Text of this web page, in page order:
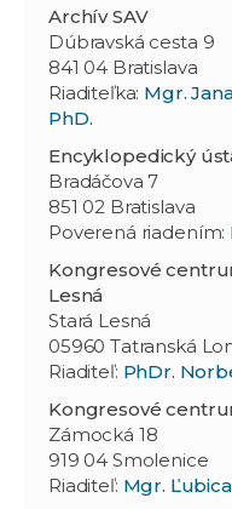
Archív SAV
Dúbravská cesta 9
841 04 Bratislava
Riaditeľka: Mgr.
PhD.
Encyklopedický
Bradáčova 7
851 02 Bratislava
Poverená riadením:
Kongresové
Lesná
Stará Lesná
05960 Tatranská
Riaditeľ: PhDr.
Kongresové
Zámocká 18
919 04 Smolenice
Riaditeľ: Mgr.